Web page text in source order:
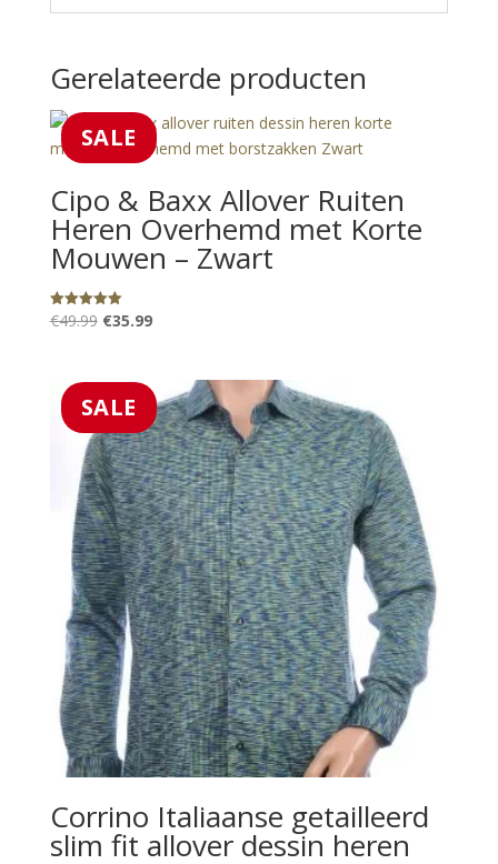
Gerelateerde producten
SALE
Cipo & Baxx Allover Ruiten
Heren Overhemd met Korte
Mouwen – Zwart
Gewaardeerd
5.00
€49.99 Oorspronkelijke
€49.99.
€35.99Huidige
€35.99.
SALE
Corrino Italiaanse getailleerd
slim fit allover dessin heren